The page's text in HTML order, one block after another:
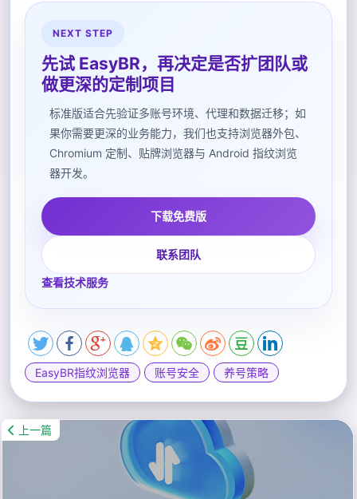
NEXT STEP
先试 EasyBR，再决定是否扩团队或
做更深的定制项目
标准版适合先验证多账号环境、代理和数据迁移；如
果你需要更深的业务能力，我们也支持浏览器外包、
Chromium 定制、贴牌浏览器与 Android 指纹浏览
器开发。
下载免费版
联系团队
查看技术服务
EasyBR指纹浏览器 账号安全 养号策略
上一篇